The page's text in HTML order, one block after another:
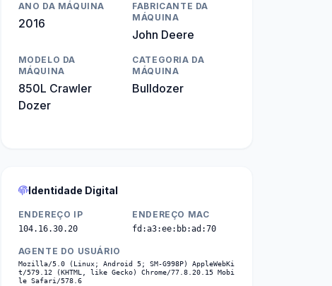
ANO DA MÁQUINA
2016
FABRICANTE DA
MÁQUINA
John Deere
MODELO DA
MÁQUINA
850L Crawler
Dozer
CATEGORIA DA
MÁQUINA
Bulldozer
Identidade Digital
ENDEREÇO IP
104.16.30.20
ENDEREÇO MAC
fd:a3:ee:bb:ad:70
AGENTE DO USUÁRIO
Mozilla/5.0 (Linux; Android 5; SM-G998P) AppleWebKi
t/579.12 (KHTML, like Gecko) Chrome/77.8.20.15 Mobi
le Safari/578.6